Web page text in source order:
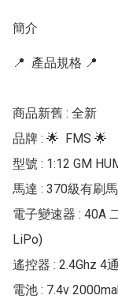
簡介
📍  產品規格 📍
商品新舊 : 全新
品牌 : 🌟  FMS 🌟
型號 : 1:12 GM
馬達 : 370級有刷
電子變速器 : 40A
LiPo)
遙控器 : 2.4Ghz 4
電池 : 7.4v